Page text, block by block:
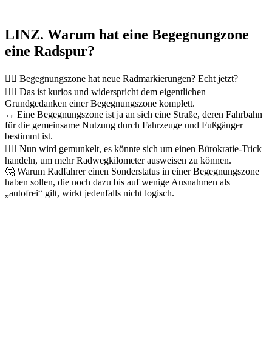
LINZ. Warum hat eine Begegnungzone
eine Radspur?
🤦‍♂️ Begegnungszone hat neue Radmarkierungen? Echt jetzt?
🤷‍♂️ Das ist kurios und widerspricht dem eigentlichen
Grundgedanken einer Begegnungszone komplett.
↔️ Eine Begegnungszone ist ja an sich eine Straße, deren Fahrbahn
für die gemeinsame Nutzung durch Fahrzeuge und Fußgänger
bestimmt ist.
🚴‍♀️ Nun wird gemunkelt, es könnte sich um einen Bürokratie-Trick
handeln, um mehr Radwegkilometer ausweisen zu können.
🤔 Warum Radfahrer einen Sonderstatus in einer Begegnungszone
haben sollen, die noch dazu bis auf wenige Ausnahmen als
„autofrei“ gilt, wirkt jedenfalls nicht logisch.